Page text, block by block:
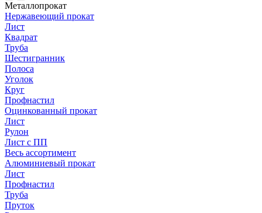
Металлопрокат
Нержавеющий прокат
Лист
Квадрат
Труба
Шестигранник
Полоса
Уголок
Круг
Профнастил
Оцинкованный прокат
Лист
Рулон
Лист с ПП
Весь ассортимент
Алюминиевый прокат
Лист
Профнастил
Труба
Пруток